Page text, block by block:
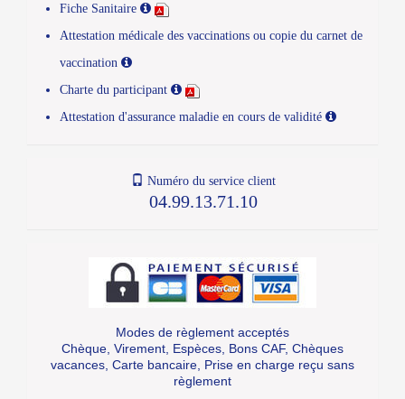
Fiche Sanitaire
Attestation médicale des vaccinations ou copie du carnet de
vaccination
Charte du participant
Attestation d'assurance maladie en cours de validité
Numéro du service client
04.99.13.71.10
Modes de règlement acceptés
Chèque, Virement, Espèces, Bons CAF, Chèques
vacances, Carte bancaire, Prise en charge reçu sans
règlement